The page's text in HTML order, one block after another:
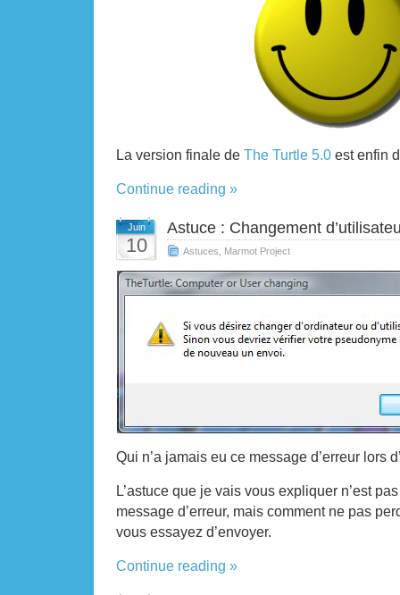
La version finale de The Turtle 5.0 est enfin
Continue reading »
Juin
10
Astuce : Changement
Astuces Marmot Project
Qui n’a jamais eu ce message d’erreur lors
L’astuce que je vais vous expliquer n’est
message d’erreur, mais comment ne pas
vous essayez d’envoyer.
Continue reading »